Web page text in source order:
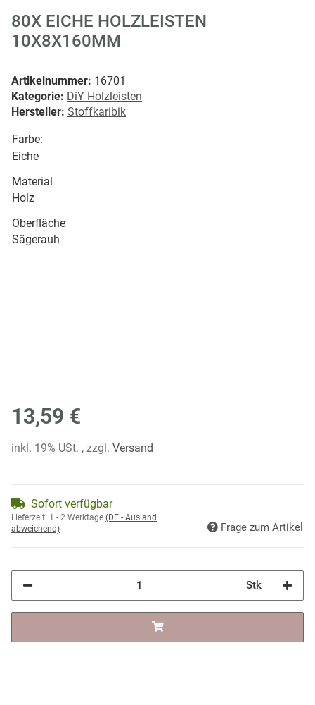
80X EICHE HOLZLEISTEN
10X8X160MM
Artikelnummer: 16701
Kategorie: DiY Holzleisten
Hersteller: Stoffkaribik
Farbe:
Eiche
Material
Holz
Oberfläche
Sägerauh
13,59 €
inkl. 19% USt. , zzgl. Versand
Sofort verfügbar
Lieferzeit: 1 - 2 Werktage (DE - Ausland
abweichend)
Frage zum Artikel
Stk